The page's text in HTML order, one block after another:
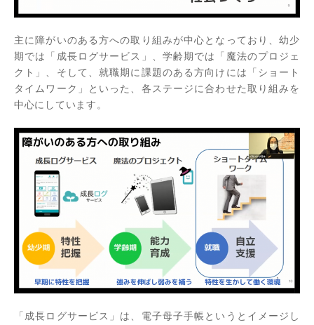
主に障がいのある方への取り組みが中心となっており、幼少
期では「成長ログサービス」、学齢期では「魔法のプロジェ
クト」、そして、就職期に課題のある方向けには「ショート
タイムワーク」といった、各ステージに合わせた取り組みを
中心にしています。
「成長ログサービス」は、電子母子手帳というとイメージし